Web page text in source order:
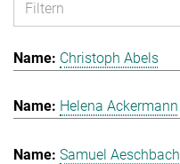
Christoph Abels
Helena Ackermann
Samuel Aeschbach